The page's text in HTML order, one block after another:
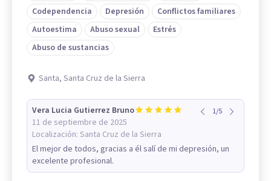
Codependencia
Depresión
Conflictos familiares
Autoestima
Abuso sexual
Estrés
Abuso de sustancias
Santa, Santa Cruz de la Sierra
Vera Lucia Gutierrez Bruno
11 de septiembre de 2025
Localización: Santa Cruz de la Sierra
1/5
El mejor de todos, gracias a él salí de mi depresión, un
excelente profesional.